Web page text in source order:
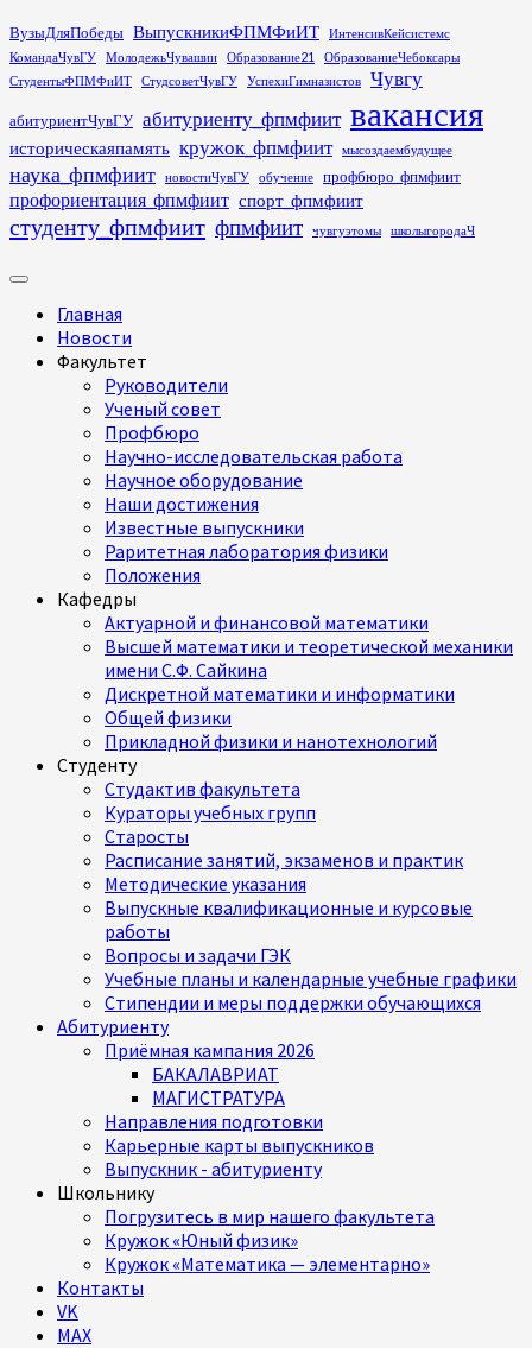
Перейти
к
содержимому
ВузыДляПобеды ВыпускникиФПМФиИТ
ИнтенсивКейсистемс
КомандаЧувГУ
МолодежьЧувашии Образование21
ОбразованиеЧебоксары
СтудентыФПМФиИТ
СтудсоветЧувГУ УспехиГимназистов Чувгу
абитуриентЧувГУ абитуриенту_фпмфиит вакансия
историческаяпамять кружок_фпмфиит мысоздаембудущее
наука_фпмфиит новостиЧувГУ обучение профбюро_фпмфиит
профориентация_фпмфиит спорт_фпмфиит
студенту_фпмфиит фпмфиит чувгуэтомы школыгородаЧ
Основное
Главная
Новости
Факультет
Руководители
Ученый совет
Профбюро
Научно-исследовательская работа
Научное оборудование
Наши достижения
Известные выпускники
Раритетная лаборатория физики
Положения
Кафедры
Актуарной и финансовой математики
Высшей математики и теоретической механики
имени С.Ф. Сайкина
Дискретной математики и информатики
Общей физики
Прикладной физики и нанотехнологий
Студенту
Студактив факультета
Кураторы учебных групп
Старосты
Расписание занятий, экзаменов и практик
Методические указания
Выпускные квалификационные и курсовые
работы
Вопросы и задачи ГЭК
Учебные планы и календарные учебные графики
Стипендии и меры поддержки обучающихся
Абитуриенту
Приёмная кампания 2026
БАКАЛАВРИАТ
МАГИСТРАТУРА
Направления подготовки
Карьерные карты выпускников
Выпускник - абитуриенту
Школьнику
Погрузитесь в мир нашего факультета
Кружок «Юный физик»
Кружок «Математика — элементарно»
Контакты
VK
MAX